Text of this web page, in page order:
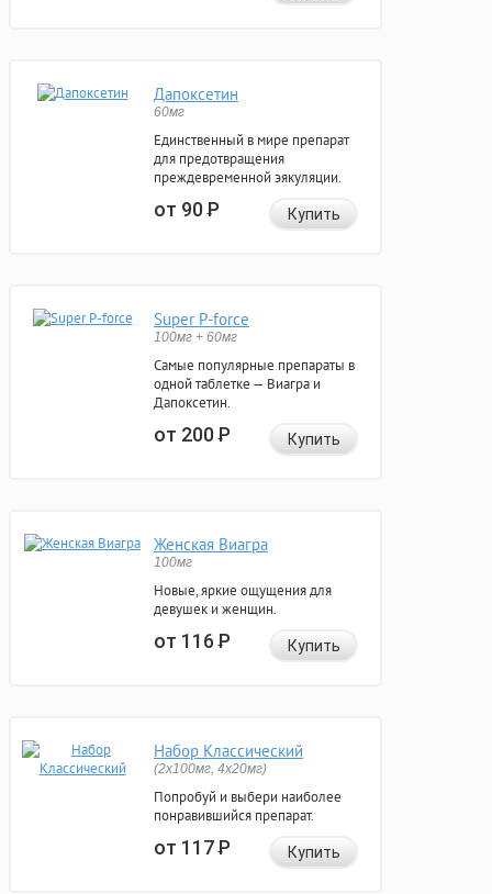
Дапоксетин
60мг
Единственный в мире препарат
для предотвращения
преждевременной эякуляции.
от 90Р Купить
Super P-force
100мг + 60мг
Самые популярные препараты в
одной таблетке — Виагра и
Дапоксетин.
от 200Р Купить
Женская Виагра
100мг
Новые, яркие ощущения для
девушек и женщин.
от 116Р Купить
Набор Классический
(2x100мг, 4x20мг)
Попробуй и выбери наиболее
понравившийся препарат.
от 117Р Купить